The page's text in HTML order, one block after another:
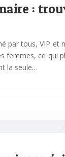
:
par tous, VIP
femmes, ce qui
la seule…